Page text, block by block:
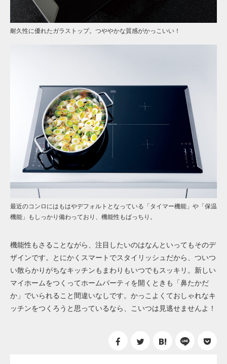
耐久性に優れたガラストップ。つややかな質感がかっこいい！
最近のコンロにはもはやデフォルトとなっている「タイマー機能」や「保温
機能」もしっかり備わっており、機能性もばっちり。
機能性もさることながら、注目したいのはなんといってもそのデ
ザインです。とにかくスマートでスタイリッシュだから、ついつ
い散らかりがちなキッチンもまわりもいつでもスッキリ。新しい
マイホームをつくってホームパーティを開くときも「鼻たかだ
か」でいられること間違いなしです。かっこよくておしゃれなキ
ッチンをつくろうと思っているなら、こいつは見逃せませんよ！